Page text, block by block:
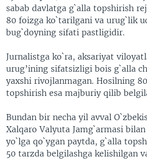
sabab davlatga g`alla topshirish
80 foizga ko`tarilgani va urug`lik
bug`doyning sifati pastligidir.
Jurnalistga ko`ra, aksariyat
urug’ining sifatsizligi bois g`alla
yaxshi rivojlanmagan. Hosilning
topshirish esa majburiy qilib
Bundan bir necha yil avval
Xalqaro Valyuta Jamg`armasi
yo`lga qo`ygan paytda, g`alla
50 tarzda belgilashga kelishilgan